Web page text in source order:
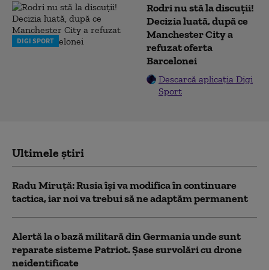
DIGI SPORT
Rodri nu stă la discuții!
Decizia luată, după ce
Manchester City a
refuzat oferta
Barcelonei
Descarcă aplicația Digi
Sport
Ultimele știri
Radu Miruță: Rusia își va modifica în continuare
tactica, iar noi va trebui să ne adaptăm permanent
Alertă la o bază militară din Germania unde sunt
reparate sisteme Patriot. Șase survolări cu drone
neidentificate